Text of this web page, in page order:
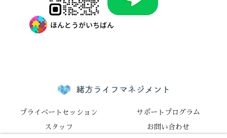
プライベートセッション ​サポートプログラム
スタッフ お問い合わせ